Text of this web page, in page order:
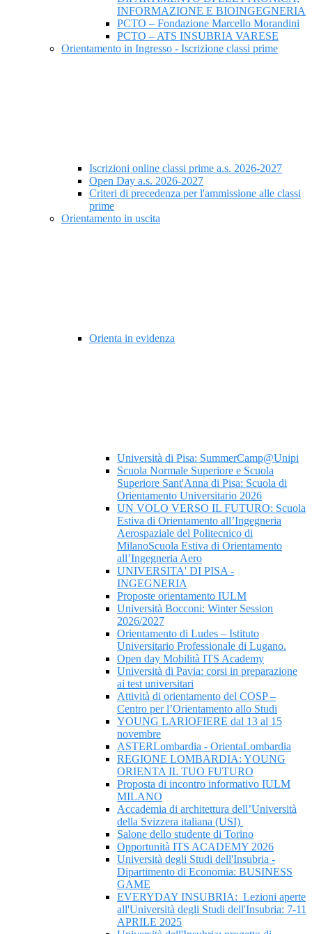
INFORMAZIONE E BIOINGEGNERIA
PCTO – Fondazione Marcello Morandini
PCTO – ATS INSUBRIA VARESE
Orientamento in Ingresso - Iscrizione classi prime
Iscrizioni online classi prime a.s. 2026-2027
Open Day a.s. 2026-2027
Criteri di precedenza per l'ammissione alle classi
prime
Orientamento in uscita
Orienta in evidenza
Università di Pisa: SummerCamp@Unipi
Scuola Normale Superiore e Scuola
Superiore Sant'Anna di Pisa: Scuola di
Orientamento Universitario 2026
UN VOLO VERSO IL FUTURO: Scuola
Estiva di Orientamento all’Ingegneria
Aerospaziale del Politecnico di
MilanoScuola Estiva di Orientamento
all’Ingegneria Aero
UNIVERSITA' DI PISA -
INGEGNERIA
Proposte orientamento IULM
Università Bocconi: Winter Session
2026/2027
Orientamento di Ludes – Istituto
Universitario Professionale di Lugano.
Open day Mobilità ITS Academy
Università di Pavia: corsi in preparazione
ai test universitari
Attività di orientamento del COSP –
Centro per l’Orientamento allo Studi
YOUNG LARIOFIERE dal 13 al 15
novembre
ASTERLombardia - OrientaLombardia
REGIONE LOMBARDIA: YOUNG
ORIENTA IL TUO FUTURO
Proposta di incontro informativo IULM
MILANO
Accademia di architettura dell’Università
della Svizzera italiana (USI)
Salone dello studente di Torino
Opportunità ITS ACADEMY 2026
Università degli Studi dell'Insubria -
Dipartimento di Economia: BUSINESS
GAME
EVERYDAY INSUBRIA: Lezioni aperte
all'Università degli Studi dell'Insubria: 7-11
APRILE 2025